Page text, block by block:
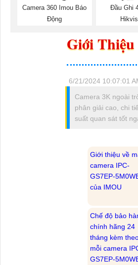
Camera 360 Imou Báo
Động
Đầu Ghi
Giới
6/21/2024 10:07:01
Camera 3K ngoài
phân giải cao, chi
suất quan sát tốt
Giới thiệu về
camera IPC-
GS7EP-
của IMOU
Chế độ bảo
chính hãng 24
tháng kèm
mỗi camera
GS7EP-